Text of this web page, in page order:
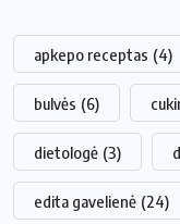
apkepo receptas (4)
bulvės (6)
dietologė (3)
edita gavelienė (24)